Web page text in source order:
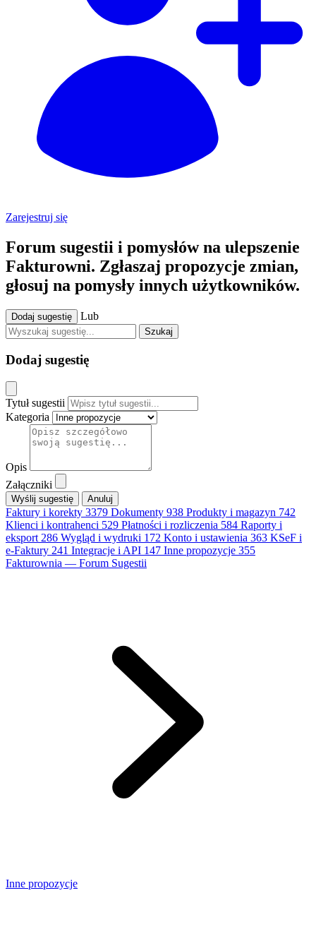
Zarejestruj się
Forum sugestii i pomysłów na ulepszenie
Fakturowni. Zgłaszaj propozycje zmian,
głosuj na pomysły innych użytkowników.
Dodaj sugestię Lub
Szukaj
Dodaj sugestię
Tytuł sugestii
Kategoria
Opis
Załączniki
Anuluj
Faktury i korekty 3379 Dokumenty 938 Produkty i magazyn 742
Klienci i kontrahenci 529 Płatności i rozliczenia 584 Raporty i
eksport 286 Wygląd i wydruki 172 Konto i ustawienia 363 KSeF i
e-Faktury 241 Integracje i API 147 Inne propozycje 355
Fakturownia — Forum Sugestii
Inne propozycje